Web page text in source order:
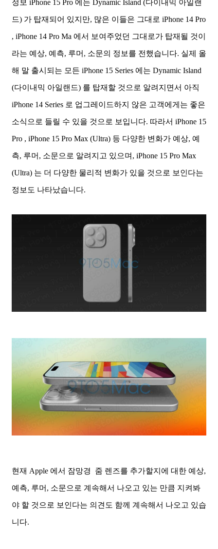
정보 iPhone 15 Pro 에는 Dynamic Island (다이내믹 아일랜
드) 가 탑재되어 있지만, 많은 이들은 그대로 iPhone 14 Pro
, iPhone 14 Pro Ma 에서 보여주었던 그대로가 탑재될 것이
라는 예상, 예측, 루머, 소문의 정보를 전했습니다. 실제 올
해 말 출시되는 모든 iPhone 15 Series 에는 Dynamic Island
(다이내믹 아일랜드) 를 탑재할 것으로 알려지면서 아직
iPhone 14 Series 로 업그레이드하지 않은 고객에게는 좋은
소식으로 들릴 수 있을 것으로 보입니다. 따라서 iPhone 15
Pro , iPhone 15 Pro Max (Ultra) 등 다양한 변화가 예상, 예
측, 루머, 소문으로 알려지고 있으며, iPhone 15 Pro Max
(Ultra) 는 더 다양한 물리적 변화가 있을 것으로 보인다는
정보도 나타났습니다.
현재 Apple 에서 잠망경 줌 렌즈를 추가할지에 대한 예상,
예측, 루머, 소문으로 계속해서 나오고 있는 만큼 지켜봐
야 할 것으로 보인다는 의견도 함께 계속해서 나오고 있습
니다.